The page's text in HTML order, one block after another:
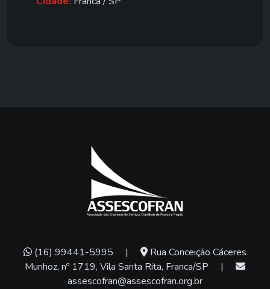
(16) 99441-5995 |
Rua Conceição Cáceres
Munhoz, nº 1719, Vila Santa Rita, Franca/SP
|
assescofran@assescofran.org.br